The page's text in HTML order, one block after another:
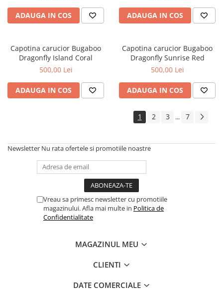
ADAUGA IN COS ADAUGA IN COS
Capotina carucior Bugaboo
Dragonfly Island Coral
500,00 Lei
ADAUGA IN COS
Capotina carucior Bugaboo
Dragonfly Sunrise Red
500,00 Lei
ADAUGA IN COS
1 2 3 ... 7
Newsletter Nu rata ofertele si promotiile noastre
Vreau sa primesc newsletter cu promotiile
magazinului. Afla mai multe in Politica de
Confidentialitate
MAGAZINUL MEU
CLIENTI
DATE COMERCIALE